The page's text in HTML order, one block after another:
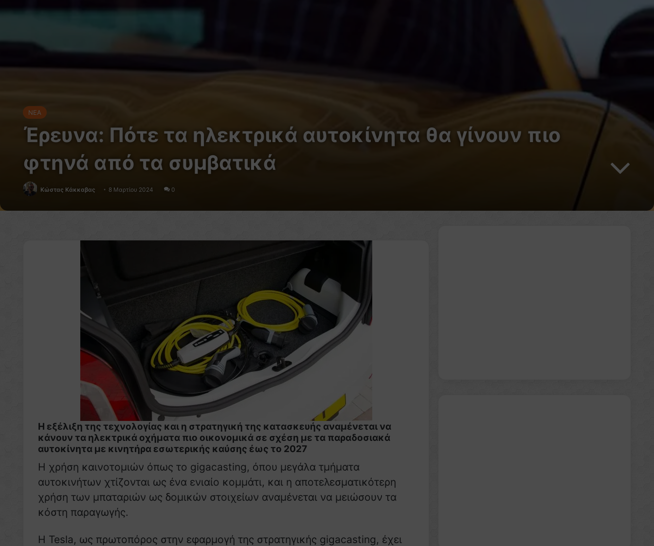
NEA
Έρευνα: Πότε τα ηλεκτρικά αυτοκίνητα θα γίνουν πιο
φτηνά από τα συμβατικά
Κώστας Κάκκαβας 8 Μαρτίου 2024 0
Η εξέλιξη της τεχνολογίας και η στρατηγική της κατασκευής αναμένεται να
κάνουν τα ηλεκτρικά οχήματα πιο οικονομικά σε σχέση με τα παραδοσιακά
αυτοκίνητα με κινητήρα εσωτερικής καύσης έως το 2027
Η χρήση καινοτομιών όπως το gigacasting, όπου μεγάλα τμήματα
αυτοκινήτων χτίζονται ως ένα ενιαίο κομμάτι, και η αποτελεσματικότερη
χρήση των μπαταριών ως δομικών στοιχείων αναμένεται να μειώσουν τα
κόστη παραγωγής.
Η Tesla, ως πρωτοπόρος στην εφαρμογή της στρατηγικής gigacasting, έχει